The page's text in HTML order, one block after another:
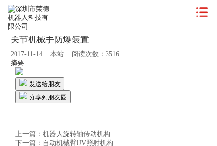
关节机械手防爆装置
2017-11-14 本站 阅读次数：3516
摘要
发送给朋友
分享到朋友圈
上一篇：机器人旋转轴传动机构
下一篇： 自动机械臂UV照射机构